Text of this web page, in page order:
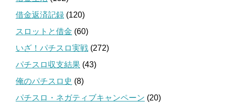
借金返済記録 (120)
スロットと借金 (60)
いざ！パチスロ実戦 (272)
パチスロ収支結果 (43)
俺のパチスロ史 (8)
パチスロ・ネガティブキャンペーン (20)